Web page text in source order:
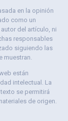
en la opinión
como un
del artículo, ni
responsables
siguiendo las
muestran.
están
intelectual. La
se permitirá
de origen.